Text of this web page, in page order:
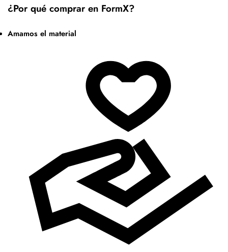
¿Por qué comprar en FormX?
Amamos el material